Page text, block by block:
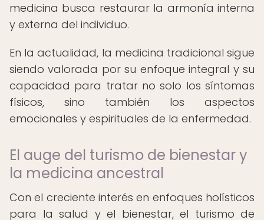
medicina busca restaurar la armonía interna
y externa del individuo.
En la actualidad, la medicina tradicional sigue
siendo valorada por su enfoque integral y su
capacidad para tratar no solo los síntomas
físicos, sino también los aspectos
emocionales y espirituales de la enfermedad.
El auge del turismo de bienestar y
la medicina ancestral
Con el creciente interés en enfoques holísticos
para la salud y el bienestar, el turismo de